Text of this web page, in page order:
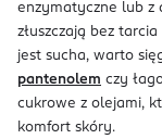
enzymatyczne lub z
złuszczają bez
jest sucha, warto
pantenolem czy
cukrowe z olejami,
komfort skóry.